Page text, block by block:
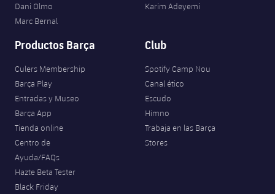
Dani Olmo
Marc Bernal
Karim Adeyemi
Productos Barça
Culers Membership
Barça Play
Entradas y Museo
Barça App
Tienda online
Centro de
Ayuda/FAQs
Hazte Beta Tester
Black Friday
Club
Spotify Camp Nou
Canal ético
Escudo
Himno
Trabaja en las Barça
Stores